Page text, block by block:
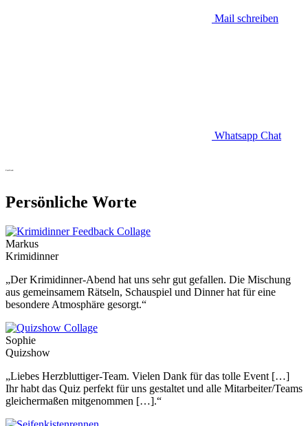
Mail schreiben
Whatsapp Chat
Feedback
Persönliche Worte
Markus
Krimidinner
„Der Krimidinner-Abend hat uns sehr gut gefallen. Die Mischung
aus gemeinsamem Rätseln, Schauspiel und Dinner hat für eine
besondere Atmosphäre gesorgt.“
Sophie
Quizshow
„Liebes Herzbluttiger-Team. Vielen Dank für das tolle Event […]
Ihr habt das Quiz perfekt für uns gestaltet und alle Mitarbeiter/Teams
gleichermaßen mitgenommen […].“